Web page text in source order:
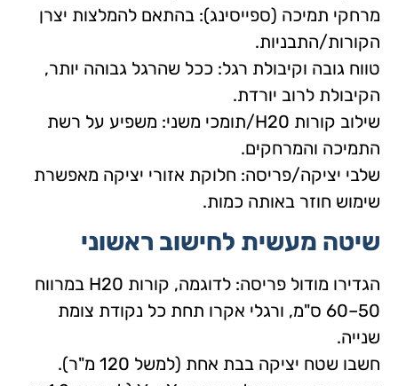
מרחקי תמיכה (ספייסינג): בהתאם להמלצות יצרן
הקורות/התבניות.
טווח גובה וקיבולת רגל: ככל שהרגל גבוהה יותר,
הקיבולת לרוב יורדת.
שילוב קורות H20/תומכי משני: משפיע על רשת
התמיכה והמרחקים.
שלבי יציקה/פריסה: חלוקת אזורי יציקה מאפשרת
שימוש חוזר באותה כמות.
שיטה מעשית לחישוב ראשוני
הגדירו מודול פריסה: לדוגמה, קורות H20 במרווח
50–60 ס"מ, ורגלי אקרו תחת כל נקודת צומת
שנייה.
חשבו שטח יציקה בבת אחת (למשל 120 מ"ר).